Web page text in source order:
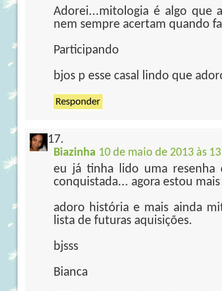
Adorei...mitologia é algo que
nem sempre acertam quando
Participando
bjos p esse casal lindo que
Responder
Biazinha 10 de maio de 2013 às
eu já tinha lido uma resenha
conquistada... agora estou
adoro história e mais ainda
lista de futuras aquisições.
bjsss
Bianca